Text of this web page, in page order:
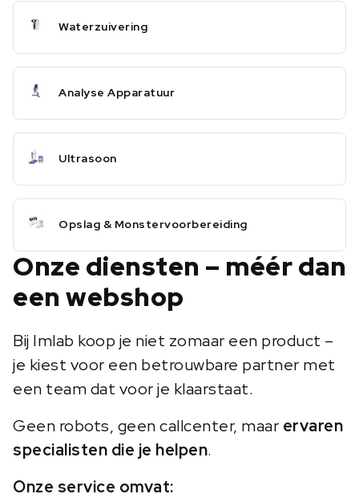
Waterzuivering
Analyse Apparatuur
Ultrasoon
Opslag & Monstervoorbereiding
Onze diensten – méér dan
een webshop
Bij Imlab koop je niet zomaar een product –
je kiest voor een betrouwbare partner met
een team dat voor je klaarstaat.
Geen robots, geen callcenter, maar ervaren
specialisten die je helpen.
Onze service omvat: